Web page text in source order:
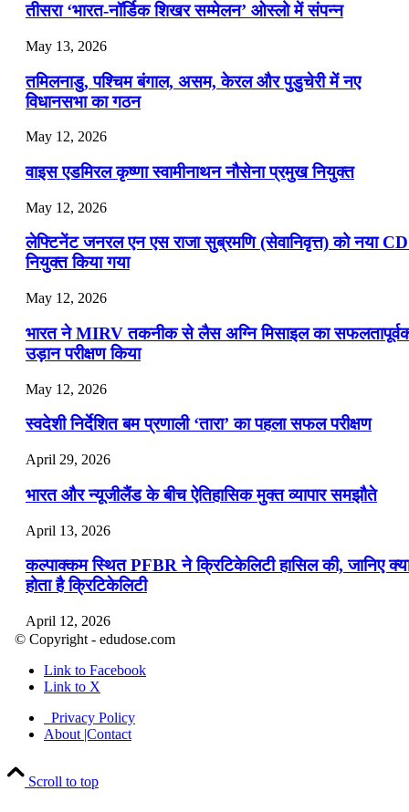
तीसरा ‘भारत-नॉर्डिक शिखर सम्मेलन’ ओस्लो में संपन्न
May 13, 2026
तमिलनाडु, पश्चिम बंगाल, असम, केरल और पुडुचेरी में नए
विधानसभा का गठन
May 12, 2026
वाइस एडमिरल कृष्णा स्वामीनाथन नौसेना प्रमुख नियुक्त
May 12, 2026
लेफ्टिनेंट जनरल एन एस राजा सुब्रमणि (सेवानिवृत्त) को नया
नियुक्त किया गया
May 12, 2026
भारत ने MIRV तकनीक से लैस अग्नि मिसाइल का
उड़ान परीक्षण किया
May 12, 2026
स्वदेशी निर्देशित बम प्रणाली ‘तारा’ का पहला सफल परीक्षण
April 29, 2026
भारत और न्यूजीलैंड के बीच ऐतिहासिक मुक्त व्यापार समझौते
April 13, 2026
कल्पाक्कम स्थित PFBR ने क्रिटिकेलिटी हासिल की, जानिए
होता है क्रिटिकेलिटी
April 12, 2026
April 9, 2026
नासा का आर्टेमिस-2 मिशन: मनुष्य एक बार फिर से चंद्रमा के
पहुंचा
April 7, 2026
© Copyright - edudose.com
Link to Facebook
Link to X
Privacy Policy
About |Contact
Scroll to top